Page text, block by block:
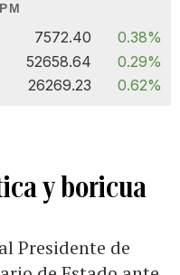
7572.40
0.38%
52658.64
0.29%
26269.23 0.62%
y boricua
Presidente de